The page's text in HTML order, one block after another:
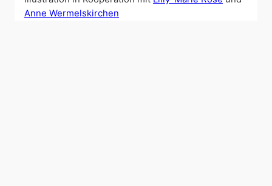
Anne Wermelskirchen